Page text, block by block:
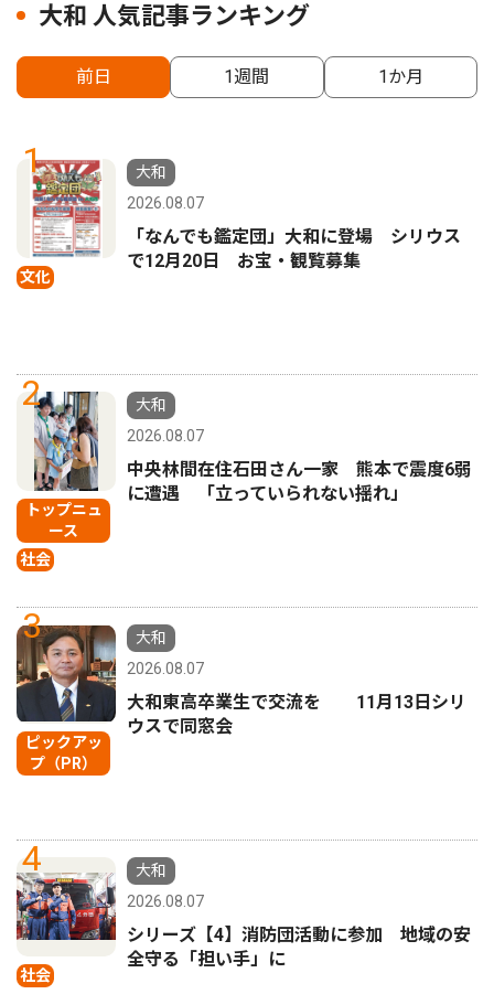
大和 人気記事ランキング
前日 1週間 1か月
1
文化
大和
2026.08.07
「なんでも鑑定団」大和に登場 シリウス
で12月20日 お宝・観覧募集
2
トップニュ
ース
社会
大和
2026.08.07
中央林間在住石田さん一家 熊本で震度6弱
に遭遇 「立っていられない揺れ」
3
ピックアッ
プ（PR）
大和
2026.08.07
大和東高卒業生で交流を 11月13日シリ
ウスで同窓会
4
社会
大和
2026.08.07
シリーズ【4】消防団活動に参加 地域の安
全守る「担い手」に